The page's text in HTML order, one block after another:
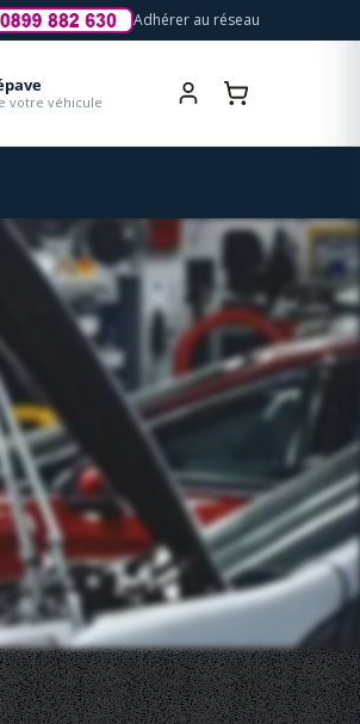
Adhérer au réseau
votre véhicule